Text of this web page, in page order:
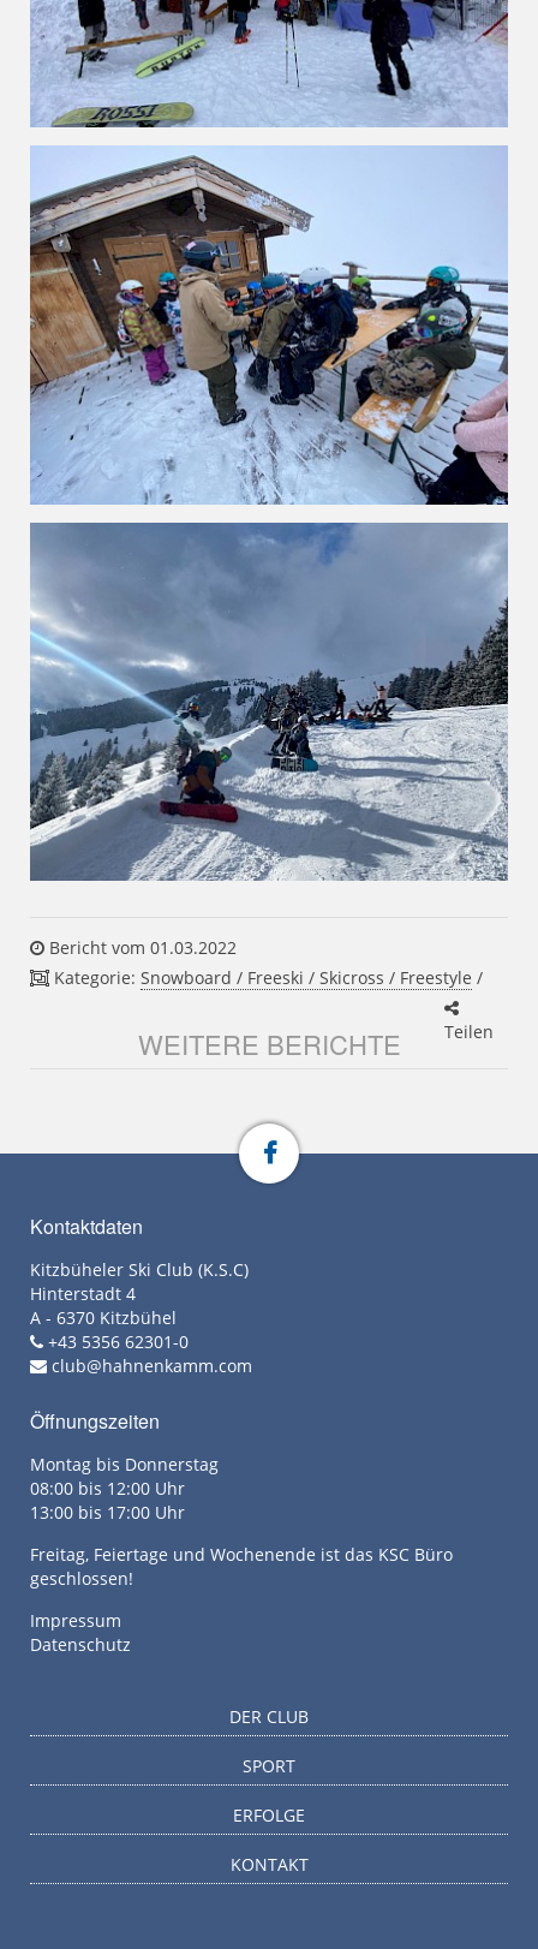
Bericht vom 01.03.2022
Kategorie: Snowboard / Freeski / Skicross / Freestyle /
Teilen
WEITERE BERICHTE
Kontaktdaten
Kitzbüheler Ski Club (K.S.C)
Hinterstadt 4
A - 6370 Kitzbühel
+43 5356 62301-0
club@hahnenkamm.com
Öffnungszeiten
Montag bis Donnerstag
08:00 bis 12:00 Uhr
13:00 bis 17:00 Uhr
Freitag, Feiertage und Wochenende ist das KSC Büro
geschlossen!
Impressum
Datenschutz
DER CLUB
SPORT
ERFOLGE
KONTAKT